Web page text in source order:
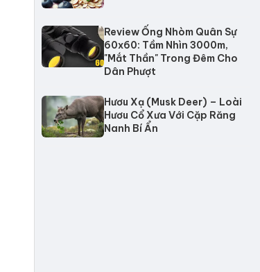
Review Ống Nhòm Quân Sự
60x60: Tầm Nhìn 3000m,
"Mắt Thần" Trong Đêm Cho
Dân Phượt
Hươu Xạ (Musk Deer) – Loài
Hươu Cổ Xưa Với Cặp Răng
Nanh Bí Ẩn